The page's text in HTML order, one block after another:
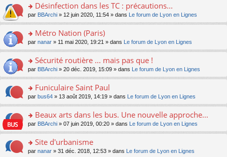
e
nt
u
s
ré
e
nt
lu
le
pl
u
s
e
nt
g
e
n
o
lu
pl
u
s
c
e
nt
e
s
a
g
e
n
n
lu
le
pl
u
c
e
nt
ult
er
le
m
e
a
g
e
n
n
le
pl
u
ré
c
o
n
ult
er
le
m
e
a
g
e
n
n
le
pl
Désinfection dans les TC : précautions...
par BBArchi » 12 juin 2020, 11:54 » dans Le forum de Lyon en Lignes
o
n
ult
er
le
m
e
a
g
e
n
n
Métro Nation (Paris)
par nanar » 11 mai 2020, 19:21 » dans Le forum de Lyon en Lignes
o
n
ult
er
le
m
e
a
g
Sécurité routière ... mais pas que !
par BBArchi » 20 déc. 2019, 15:09 » dans Le forum de Lyon en Lignes
o
n
ult
er
le
m
e
Funiculaire Saint Paul
par bus64 » 13 août 2019, 14:19 » dans Le forum de Lyon en Lignes
o
n
ult
er
Beaux arts dans les bus. Une nouvelle approche...
par BBArchi » 07 juin 2019, 00:20 » dans Le forum de Lyon en Lignes
o
Site d'urbanisme
par nanar » 31 déc. 2018, 12:53 » dans Le forum de Lyon en Lignes